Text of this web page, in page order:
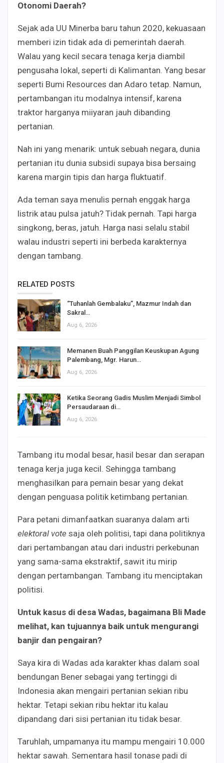
Otonomi Daerah?
Sejak ada UU Minerba baru tahun 2020, kekuasaan
memberi izin tidak ada di pemerintah daerah.
Walau yang kecil secara tenaga kerja diambil
pengusaha lokal, seperti di Kalimantan. Yang besar
seperti Bumi Resources dan Adaro tetap. Namun,
pertambangan itu modalnya intensif, karena
traktor harganya miiyaran jauh dibanding
pertanian.
Nah ini yang menarik: untuk sebuah negara, dunia
pertanian itu dunia subsidi supaya bisa bersaing
karena margin tipis dan harga fluktuatif.
Ada teman saya menulis pernah enggak harga
listrik atau pulsa jatuh? Tidak pernah. Tapi harga
singkong, beras, jatuh. Harga nasi selalu stabil
walau industri seperti ini berbeda karakternya
dengan tambang.
RELATED POSTS
“Tuhanlah Gembalaku”, Mazmur Indah dan
Sakral…
Aug 6, 2026
Memanen Buah Panggilan Keuskupan Agung
Palembang, Mgr. Harun…
Aug 6, 2026
Ketika Seorang Gadis Muslim Menjadi Simbol
Persaudaraan di…
Aug 6, 2026
Tambang itu modal besar, hasil besar dan serapan
tenaga kerja juga kecil. Sehingga tambang
menghasilkan para pemain besar yang dekat
dengan penguasa politik ketimbang pertanian.
Para petani dimanfaatkan suaranya dalam arti
elektoral vote saja oleh politisi, tapi dana politiknya
dari pertambangan atau dari industri perkebunan
yang sama-sama ekstraktif, sawit itu mirip
dengan pertambangan. Tambang itu menciptakan
politisi.
Untuk kasus di desa Wadas, bagaimana Bli Made
melihat, kan tujuannya baik untuk mengurangi
banjir dan pengairan?
Saya kira di Wadas ada karakter khas dalam soal
bendungan Bener sebagai yang tertinggi di
Indonesia akan mengairi pertanian sekian ribu
hektar. Tetapi sekian ribu hektar itu kalau
dipandang dari sisi pertanian itu tidak besar.
Taruhlah, umpamanya itu mampu mengairi 10.000
hektar sawah. Sementara hasil tonase padi di